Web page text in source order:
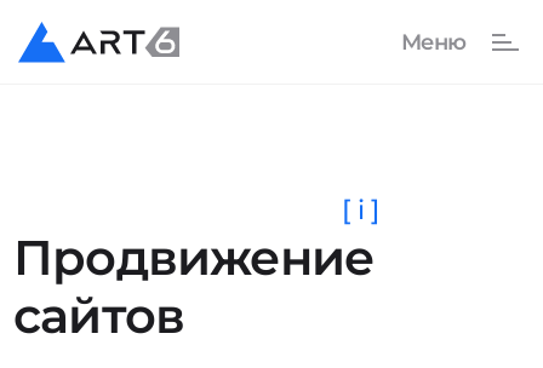
Продвижение
сайтов
[ i ]